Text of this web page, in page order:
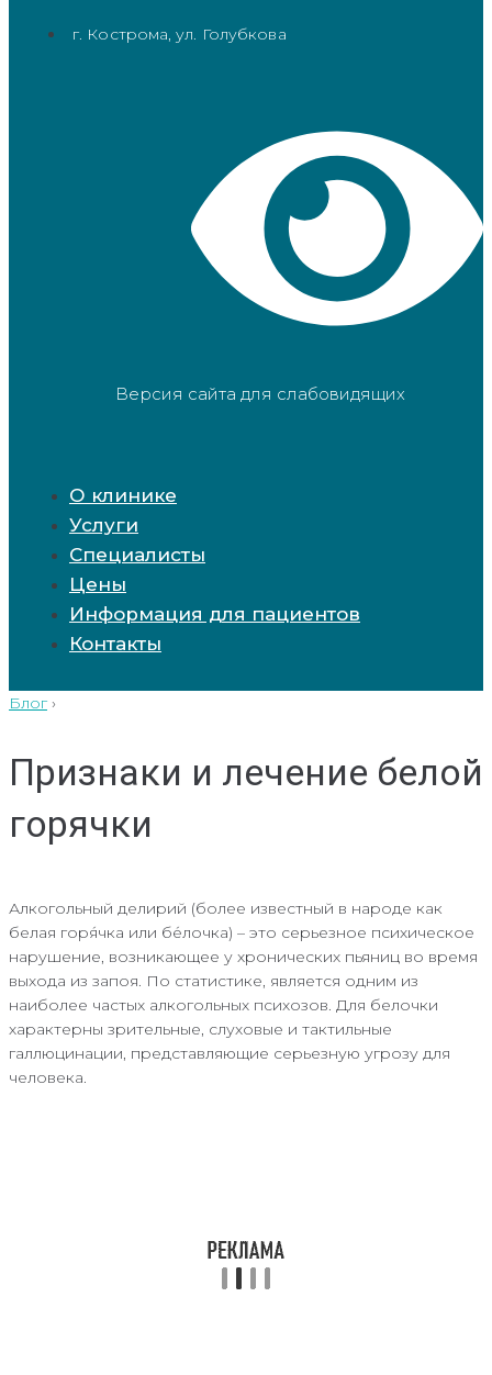
г. Кострома, ул. Голубкова
Версия сайта для слабовидящих
О клинике
Услуги
Специалисты
Цены
Информация для пациентов
Контакты
Блог ›
Признаки и лечение белой
горячки
Алкогольный делирий (более известный в народе как
белая горя́чка или бе́лочка) – это серьезное психическое
нарушение, возникающее у хронических пьяниц во время
выхода из запоя. По статистике, является одним из
наиболее частых алкогольных психозов. Для белочки
характерны зрительные, слуховые и тактильные
галлюцинации, представляющие серьезную угрозу для
человека.